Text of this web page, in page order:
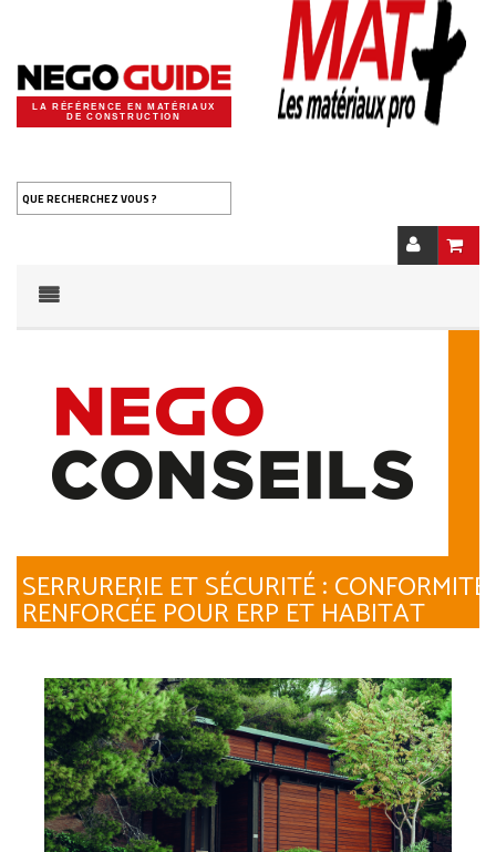
LA RÉFÉRENCE EN MATÉRIAUX
DE CONSTRUCTION
QUE RECHERCHEZ VOUS ?
SERRURERIE ET SÉCURITÉ : CONFORMITÉ
RENFORCÉE POUR ERP ET HABITAT